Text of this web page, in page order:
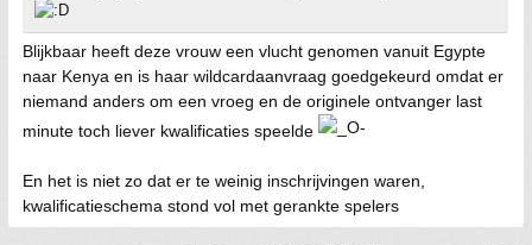
Blijkbaar heeft deze vrouw een vlucht genomen vanuit Egypte
naar Kenya en is haar wildcardaanvraag goedgekeurd omdat er
niemand anders om een vroeg en de originele ontvanger last
minute toch liever kwalificaties speelde
En het is niet zo dat er te weinig inschrijvingen waren,
kwalificatieschema stond vol met gerankte spelers